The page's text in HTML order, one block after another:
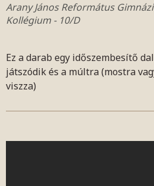
Arany János Református
Kollégium - 10/D
Ez a darab egy időszembesítő
játszódik és a múltra (mostra
viszza)